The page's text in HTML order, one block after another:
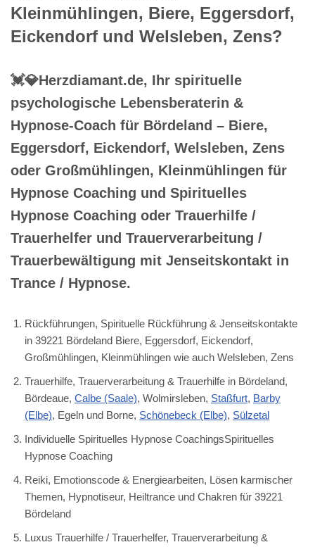
Kleinmühlingen, Biere, Eggersdorf,
Eickendorf und Welsleben, Zens?
💓️💎Herzdiamant.de, Ihr spirituelle
psychologische Lebensberaterin &
Hypnose-Coach für Bördeland – Biere,
Eggersdorf, Eickendorf, Welsleben, Zens
oder Großmühlingen, Kleinmühlingen für
Hypnose Coaching und Spirituelles
Hypnose Coaching oder Trauerhilfe /
Trauerhelfer und Trauerverarbeitung /
Trauerbewältigung mit Jenseitskontakt in
Trance / Hypnose.
Rückführungen, Spirituelle Rückführung & Jenseitskontakte
in 39221 Bördeland Biere, Eggersdorf, Eickendorf,
Großmühlingen, Kleinmühlingen wie auch Welsleben, Zens
Trauerhilfe, Trauerverarbeitung & Trauerhilfe in Bördeland,
Bördeaue, Calbe (Saale), Wolmirsleben, Staßfurt, Barby
(Elbe), Egeln und Borne, Schönebeck (Elbe), Sülzetal
Individuelle Spirituelles Hypnose CoachingsSpirituelles
Hypnose Coaching
Reiki, Emotionscode & Energiearbeiten, Lösen karmischer
Themen, Hypnotiseur, Heiltrance und Chakren für 39221
Bördeland
Luxus Trauerhilfe / Trauerhelfer, Trauerverarbeitung &